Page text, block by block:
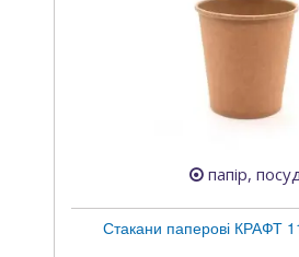
папір,
Стакани паперові КРАФТ